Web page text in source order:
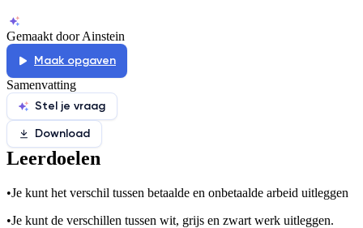
Gemaakt door Ainstein
Maak opgaven
Samenvatting
Stel je vraag
Download
Leerdoelen
•Je kunt het verschil tussen betaalde en onbetaalde arbeid uitleggen
•Je kunt de verschillen tussen wit, grijs en zwart werk uitleggen.